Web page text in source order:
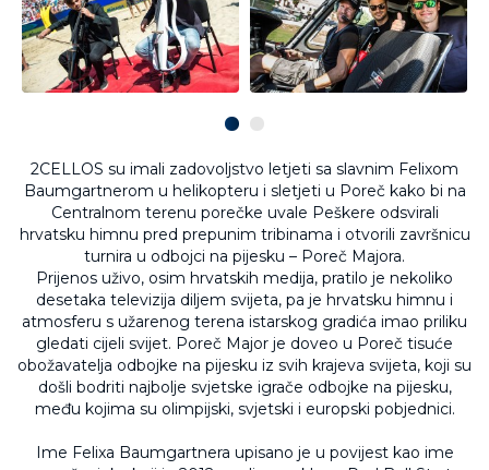
2CELLOS su imali zadovoljstvo letjeti sa slavnim Felixom
Baumgartnerom u helikopteru i sletjeti u Poreč kako bi na
Centralnom terenu porečke uvale Peškere odsvirali
hrvatsku himnu pred prepunim tribinama i otvorili završnicu
turnira u odbojci na pijesku – Poreč Majora.
Prijenos uživo, osim hrvatskih medija, pratilo je nekoliko
desetaka televizija diljem svijeta, pa je hrvatsku himnu i
atmosferu s užarenog terena istarskog gradića imao priliku
gledati cijeli svijet. Poreč Major je doveo u Poreč tisuće
obožavatelja odbojke na pijesku iz svih krajeva svijeta, koji su
došli bodriti najbolje svjetske igrače odbojke na pijesku,
među kojima su olimpijski, svjetski i europski pobjednici.
Ime Felixa Baumgartnera upisano je u povijest kao ime